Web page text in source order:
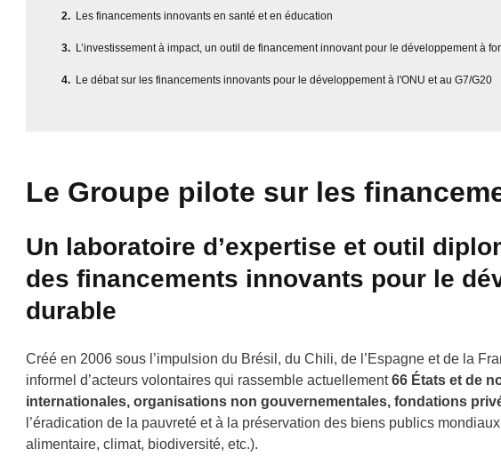
Les financements innovants en santé et en éducation
L’investissement à impact, un outil de financement innovant pour le développement à
Le débat sur les financements innovants pour le développement à l'ONU et au G7/G20
Le Groupe pilote sur les
Un laboratoire d’expertise et outil
des financements innovants pour le
durable
Créé en 2006 sous l’impulsion du Brésil, du Chili, de l’Espagne et de la
informel d’acteurs volontaires qui rassemble actuellement66 États et de
internationales, organisations non gouvernementales, fondations
l’éradication de la pauvreté et à la préservation des biens publics
alimentaire, climat, biodiversité, etc.).